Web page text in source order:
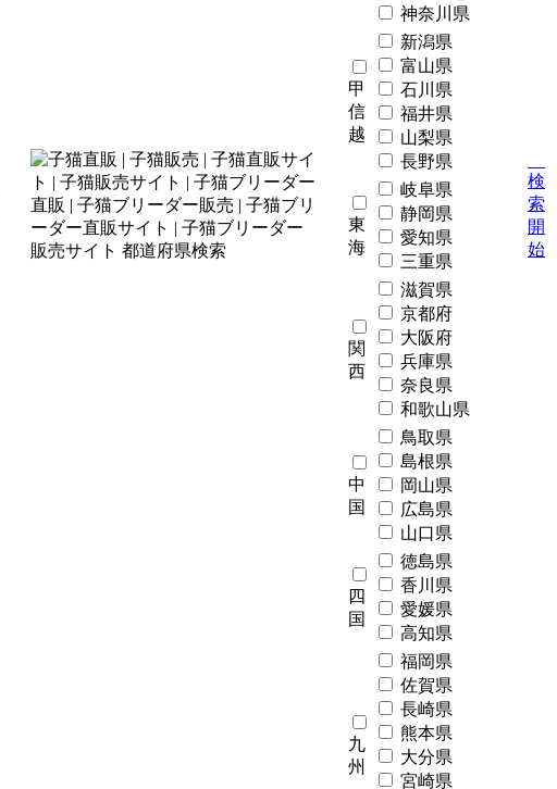
神奈川県
甲
信
越
新潟県
富山県
石川県
福井県
山梨県
長野県
東
海
岐阜県
静岡県
愛知県
三重県
関
西
滋賀県
京都府
大阪府
兵庫県
奈良県
和歌山県
中
国
鳥取県
島根県
岡山県
広島県
山口県
四
国
徳島県
香川県
愛媛県
高知県
九
州
福岡県
佐賀県
長崎県
熊本県
大分県
宮崎県
検
索
開
始